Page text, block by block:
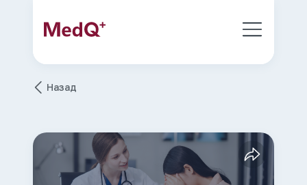
Назад